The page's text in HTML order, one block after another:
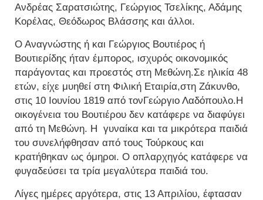
Ανδρέας Σαρατσιώτης, Γεώργιος Τσελίκης, Αδάμης
Κορέλας, Θεόδωρος Βλάσσης και άλλοι.
Ο Αναγνώστης ή και Γεώργιος Βουτιέρος ή
Βουτιερίδης ήταν έμπορος, ισχυρός οικονομικός
παράγοντας και προεστός στη Μεθώνη.Σε ηλικία 48
ετών, είχε μυηθεί στη Φιλική Εταιρία,στη Ζάκυνθο,
στις 10 Ιουνίου 1819 από τονΓεώργιο Λαδόπουλο.Η
οικογένεια του Βουτιέρου δεν κατάφερε να διαφύγει
από τη Μεθώνη. Η γυναίκα και τα μικρότερα παιδιά
του συνελήφθησαν από τους Τούρκους και
κρατήθηκαν ως όμηροι. Ο οπλαρχηγός κατάφερε να
φυγαδεύσει τα τρία μεγαλύτερα παιδιά του.
Λίγες ημέρες αργότερα, στις 13 Απριλίου, έφτασαν